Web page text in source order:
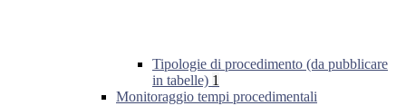
Tipologie di procedimento (da pubblicare
in tabelle) 1
Monitoraggio tempi procedimentali